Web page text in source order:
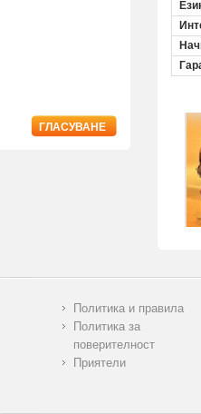
ГЛАСУВАНЕ
Политика и правила
Политика за
поверителност
Приятели